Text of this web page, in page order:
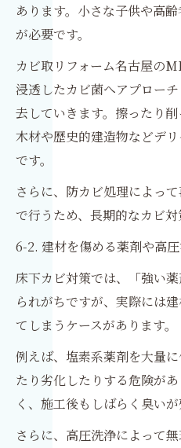
あります。小さな子供や高
が必要です。
カビ取リフォーム名古屋の
浸透したカビ菌へアプロー
去していきます。擦ったり削
木材や歴史的建造物などデ
です。
さらに、防カビ処理によっ
で行うため、長期的なカビ対
6-2. 建材を傷める薬剤や高
床下カビ対策では、「強い
られがちですが、実際には
てしまうケースがあります。
例えば、塩素系薬剤を大量
たり劣化したりする危険が
く、施工後もしばらく臭いが
さらに、高圧洗浄によって